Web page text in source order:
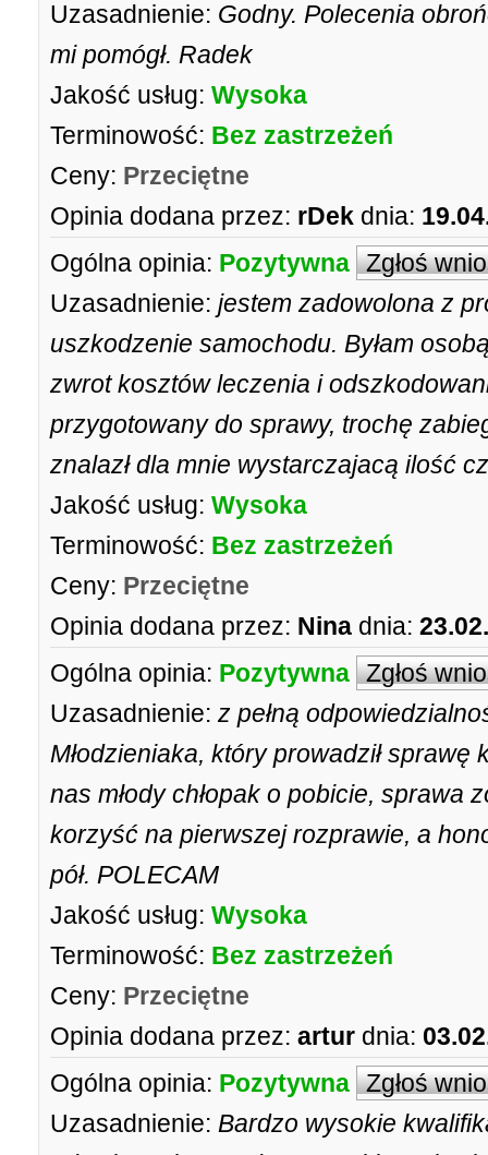
Uzasadnienie: Godny. Polecenia
mi pomógł. Radek
Jakość usług: Wysoka
Terminowość: Bez zastrzeżeń
Ceny: Przeciętne
Opinia dodana przez: rDek dnia:
Ogólna opinia: Pozytywna Zgłoś
Uzasadnienie: jestem zadowolona z
uszkodzenie samochodu. Byłam
zwrot kosztów leczenia i
przygotowany do sprawy, trochę
znalazł dla mnie wystarczajacą ilość
Jakość usług: Wysoka
Terminowość: Bez zastrzeżeń
Ceny: Przeciętne
Opinia dodana przez: Nina dnia:
Ogólna opinia: Pozytywna Zgłoś
Uzasadnienie: z pełną
Młodzieniaka, który prowadził sprawę
nas młody chłopak o pobicie, sprawa
korzyść na pierwszej rozprawie, a
pół. POLECAM
Jakość usług: Wysoka
Terminowość: Bez zastrzeżeń
Ceny: Przeciętne
Opinia dodana przez: artur dnia:
Ogólna opinia: Pozytywna Zgłoś
Uzasadnienie: Bardzo wysokie